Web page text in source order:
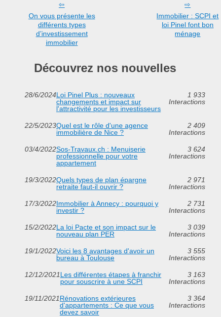
On vous présente les
différents types
d’investissement
immobilier
Immobilier : SCPI et
loi Pinel font bon
ménage
Découvrez nos nouvelles
28/6/2024Loi Pinel Plus : nouveaux
changements et impact sur
l'attractivité pour les investisseurs
1 933
Interactions
22/5/2023Quel est le rôle d'une agence
immobilière de Nice ?
2 409
Interactions
03/4/2022Sos-Travaux.ch : Menuiserie
professionnelle pour votre
appartement
3 624
Interactions
19/3/2022Quels types de plan épargne
retraite faut-il ouvrir ?
2 971
Interactions
17/3/2022Immobilier à Annecy : pourquoi y
investir ?
2 731
Interactions
15/2/2022La loi Pacte et son impact sur le
nouveau plan PER
3 039
Interactions
19/1/2022Voici les 8 avantages d'avoir un
bureau à Toulouse
3 555
Interactions
12/12/2021Les différentes étapes à franchir
pour souscrire à une SCPI
3 163
Interactions
19/11/2021Rénovations extérieures
d'appartements : Ce que vous
devez savoir
3 364
Interactions